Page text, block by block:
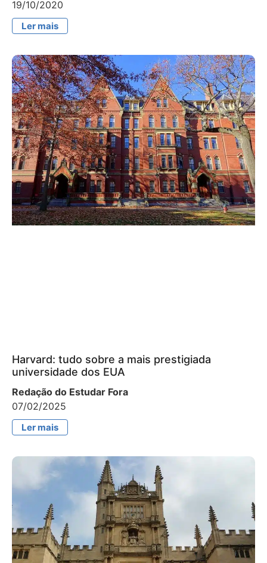
19/10/2020
Ler mais
Harvard: tudo sobre a mais prestigiada
universidade dos EUA
Redação do Estudar Fora
07/02/2025
Ler mais